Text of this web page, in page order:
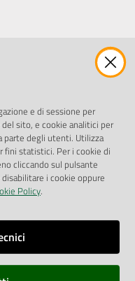
e di sessione per
sito, e cookie analitici per
parte degli utenti. Utilizza
fini statistici. Per i cookie di
cliccando sul pulsante
i cookie oppure
Policy.